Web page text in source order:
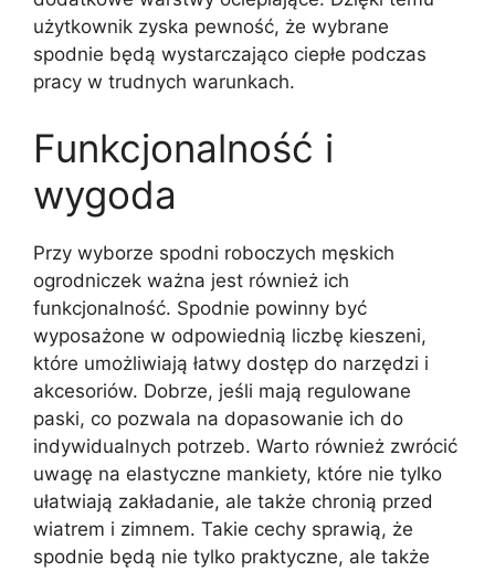
użytkownik zyska pewność, że wybrane
spodnie będą wystarczająco ciepłe podczas
pracy w trudnych warunkach.
Funkcjonalność i
wygoda
Przy wyborze spodni roboczych męskich
ogrodniczek ważna jest również ich
funkcjonalność. Spodnie powinny być
wyposażone w odpowiednią liczbę kieszeni,
które umożliwiają łatwy dostęp do narzędzi i
akcesoriów. Dobrze, jeśli mają regulowane
paski, co pozwala na dopasowanie ich do
indywidualnych potrzeb. Warto również zwrócić
uwagę na elastyczne mankiety, które nie tylko
ułatwiają zakładanie, ale także chronią przed
wiatrem i zimnem. Takie cechy sprawią, że
spodnie będą nie tylko praktyczne, ale także